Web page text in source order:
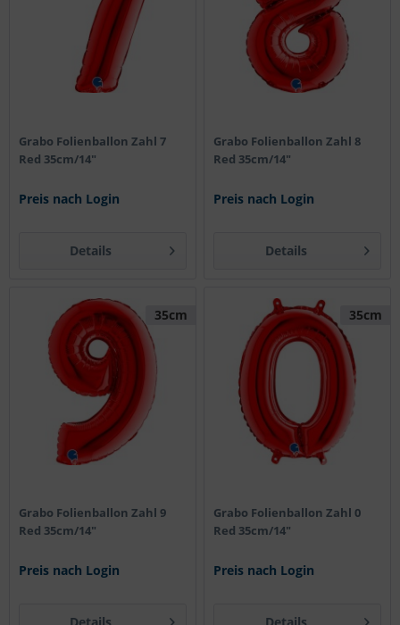
Grabo Folienballon Zahl 7
Red 35cm/14"
Preis nach Login
Details
Grabo Folienballon Zahl 8
Red 35cm/14"
Preis nach Login
Details
35cm
Grabo Folienballon Zahl 9
Red 35cm/14"
Preis nach Login
35cm
Grabo Folienballon Zahl 0
Red 35cm/14"
Preis nach Login